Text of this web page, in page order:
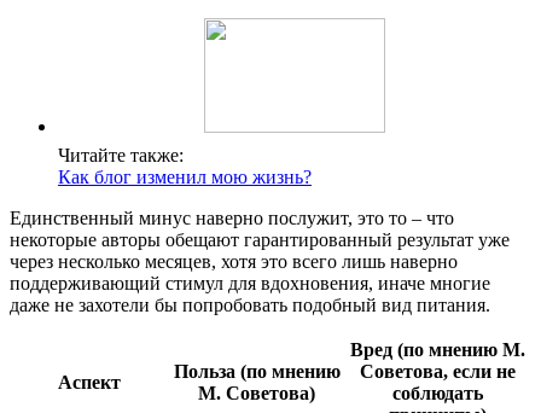
Читайте также:
Как блог изменил мою жизнь?
Единственный минус наверно послужит, это то – что
некоторые авторы обещают гарантированный результат уже
через несколько месяцев, хотя это всего лишь наверно
поддерживающий стимул для вдохновения, иначе многие
даже не захотели бы попробовать подобный вид питания.
Аспект
Польза (по мнению
М. Советова)
Вред (по мнению М.
Советова, если не
соблюдать